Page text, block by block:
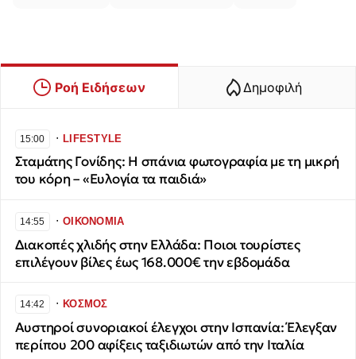
Ροή Ειδήσεων Δημοφιλή
15:00 ∙LIFESTYLE
Σταμάτης Γονίδης: Η σπάνια φωτογραφία με τη μικρή
του κόρη – «Ευλογία τα παιδιά»
14:55 ∙ΟΙΚΟΝΟΜΙΑ
Διακοπές χλιδής στην Ελλάδα: Ποιοι τουρίστες
επιλέγουν βίλες έως 168.000€ την εβδομάδα
14:42 ∙ΚΟΣΜΟΣ
Αυστηροί συνοριακοί έλεγχοι στην Ισπανία: Έλεγξαν
περίπου 200 αφίξεις ταξιδιωτών από την Ιταλία